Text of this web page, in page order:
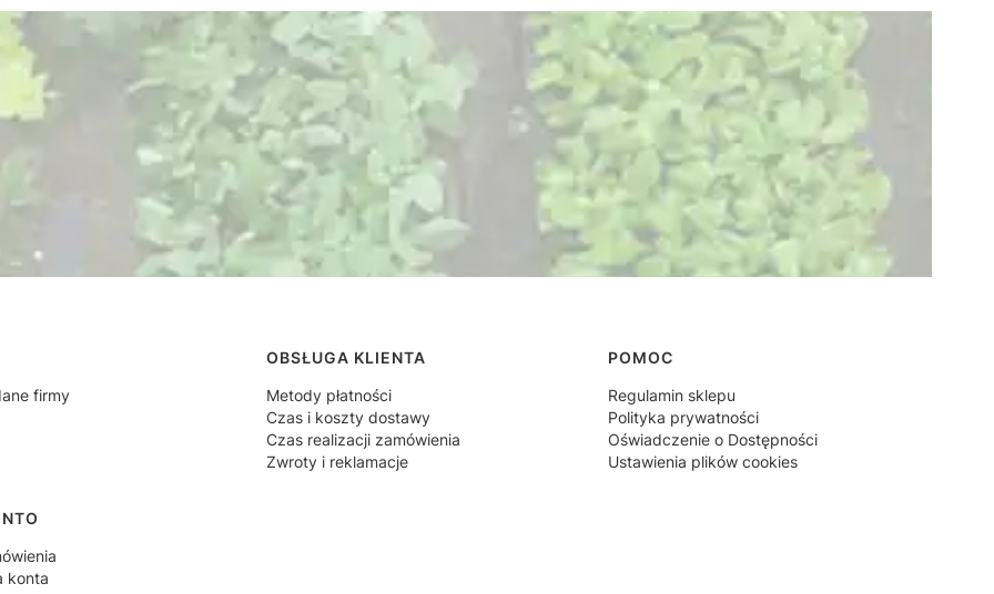
firmy
OBSŁUGA KLIENTA
Metody płatności
Czas i koszty dostawy
Czas realizacji zamówienia
Zwroty i reklamacje
POMOC
Regulamin sklepu
Polityka prywatności
Oświadczenie o Dostępności
Ustawienia plików cookies
konta